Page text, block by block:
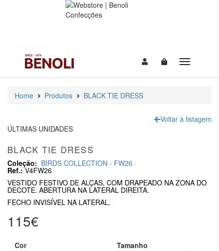
Home Produtos BLACK TIE DRESS
Voltar à listagem
ÚLTIMAS UNIDADES
BLACK TIE DRESS
Coleção: BIRDS COLLECTION - FW26
Ref.:V4FW26
VESTIDO FESTIVO DE ALÇAS, COM DRAPEADO NA ZONA DO
DECOTE. ABERTURA NA LATERAL DIREITA.
FECHO INVISÍVEL NA LATERAL.
115€
Cor
Tamanho